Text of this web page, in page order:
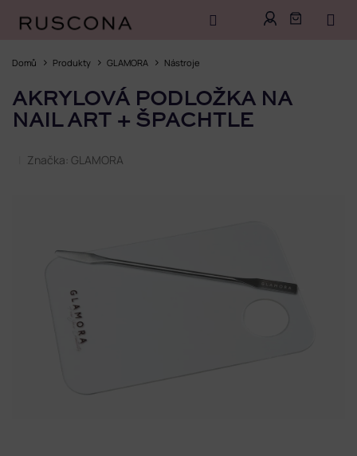
Domů Produkty GLAMORA Nástroje
AKRYLOVÁ PODLOŽKA NA
NAIL ART + ŠPACHTLE
Značka: GLAMORA